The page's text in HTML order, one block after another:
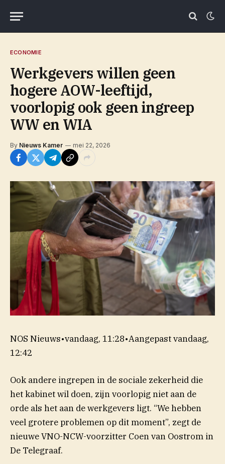
ECONOMIE
Werkgevers willen geen
hogere AOW-leeftijd,
voorlopig ook geen ingreep
WW en WIA
By Nieuws Kamer mei 22, 2026
NOS Nieuws•vandaag, 11:28•Aangepastvandaag,
12:42
Ook andere ingrepen in de sociale zekerheid die
het kabinet wil doen, zijn voorlopig niet aan de
orde als het aan de werkgevers ligt. “We hebben
veel grotere problemen op dit moment”, zegt de
nieuwe VNO-NCW-voorzitter Coen van Oostrom in
De Telegraaf.